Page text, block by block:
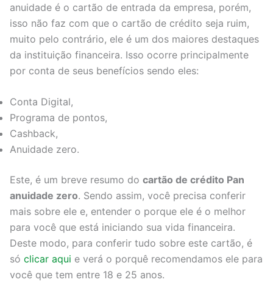
anuidade é o cartão de entrada da empresa, porém,
isso não faz com que o cartão de crédito seja ruim,
muito pelo contrário, ele é um dos maiores destaques
da instituição financeira. Isso ocorre principalmente
por conta de seus benefícios sendo eles:
Conta Digital,
Programa de pontos,
Cashback,
Anuidade zero.
Este, é um breve resumo do cartão de crédito Pan
anuidade zero. Sendo assim, você precisa conferir
mais sobre ele e, entender o porque ele é o melhor
para você que está iniciando sua vida financeira.
Deste modo, para conferir tudo sobre este cartão, é
só clicar aqui e verá o porquê recomendamos ele para
você que tem entre 18 e 25 anos.